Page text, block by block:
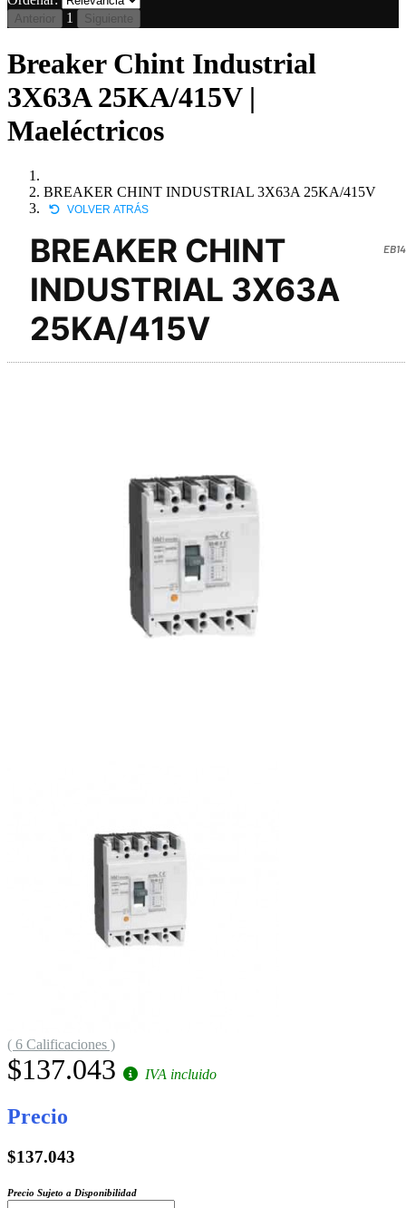
Anterior 1 Siguiente
Breaker Chint Industrial
3X63A 25KA/415V |
Maeléctricos
BREAKER CHINT INDUSTRIAL 3X63A 25KA/415V
VOLVER ATRÁS
BREAKER CHINT
INDUSTRIAL 3X63A
25KA/415V
( 6 Calificaciones )
$137.043 IVA incluido
Precio
$137.043
Precio Sujeto a Disponibilidad